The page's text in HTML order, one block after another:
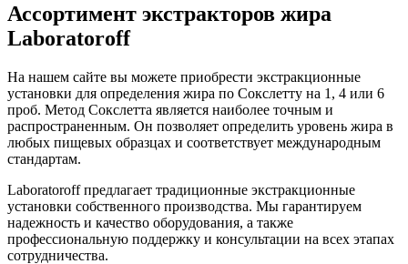
Ассортимент экстракторов жира
Laboratoroff
На нашем сайте вы можете приобрести экстракционные
установки для определения жира по Сокслетту на 1, 4 или 6
проб. Метод Сокслетта является наиболее точным и
распространенным. Он позволяет определить уровень жира в
любых пищевых образцах и соответствует международным
стандартам.
Laboratoroff предлагает традиционные экстракционные
установки собственного производства. Мы гарантируем
надежность и качество оборудования, а также
профессиональную поддержку и консультации на всех этапах
сотрудничества.